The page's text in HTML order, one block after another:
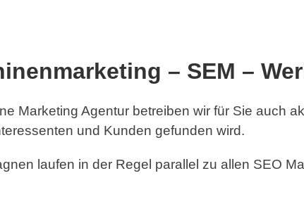
– SEM –
Marketing Agentur betreiben wir für Sie auch
und Kunden gefunden wird.
laufen in der Regel parallel zu allen SEO